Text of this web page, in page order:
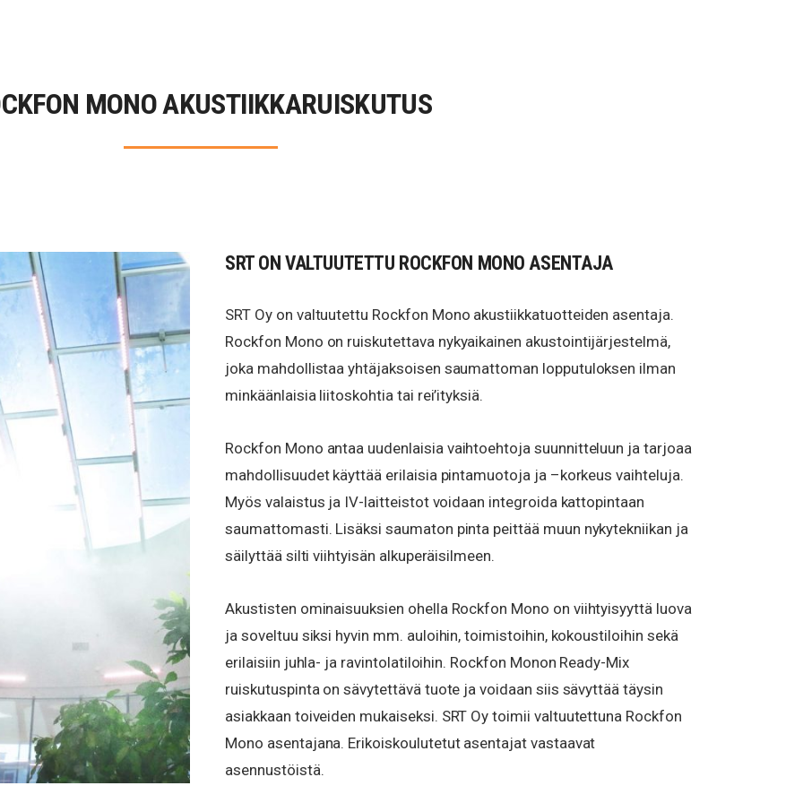
MONO AKUSTIIKKARUISKUTUS
SRT ON VALTUUTETTU ROCKFON MONO ASENTAJA
SRT Oy on valtuutettu Rockfon Mono akustiikkatuotteiden asentaja.
Rockfon Mono on ruiskutettava nykyaikainen akustointijärjestelmä,
joka mahdollistaa yhtäjaksoisen saumattoman lopputuloksen ilman
minkäänlaisia liitoskohtia tai rei’ityksiä.
Rockfon Mono antaa uudenlaisia vaihtoehtoja suunnitteluun ja tarjoaa
mahdollisuudet käyttää erilaisia pintamuotoja ja –korkeus vaihteluja.
Myös valaistus ja IV-laitteistot voidaan integroida kattopintaan
saumattomasti. Lisäksi saumaton pinta peittää muun nykytekniikan ja
säilyttää silti viihtyisän alkuperäisilmeen.
Akustisten ominaisuuksien ohella Rockfon Mono on viihtyisyyttä luova
ja soveltuu siksi hyvin mm. auloihin, toimistoihin, kokoustiloihin sekä
erilaisiin juhla- ja ravintolatiloihin. Rockfon Monon Ready-Mix
ruiskutuspinta on sävytettävä tuote ja voidaan siis sävyttää täysin
asiakkaan toiveiden mukaiseksi. SRT Oy toimii valtuutettuna Rockfon
Mono asentajana. Erikoiskoulutetut asentajat vastaavat
asennustöistä.